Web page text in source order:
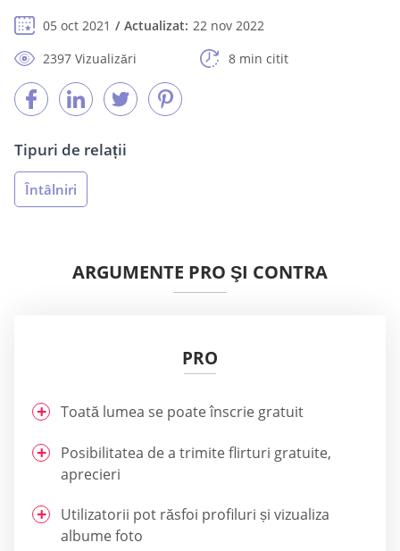
05 oct 2021 Actualizat: 22 nov 2022
2397 Vizualizări
8 min citit
Tipuri de relații
Întâlniri
ARGUMENTE PRO ŞI CONTRA
PRO
Toată lumea se poate înscrie gratuit
Posibilitatea de a trimite flirturi gratuite,
aprecieri
Utilizatorii pot răsfoi profiluri și vizualiza
albume foto